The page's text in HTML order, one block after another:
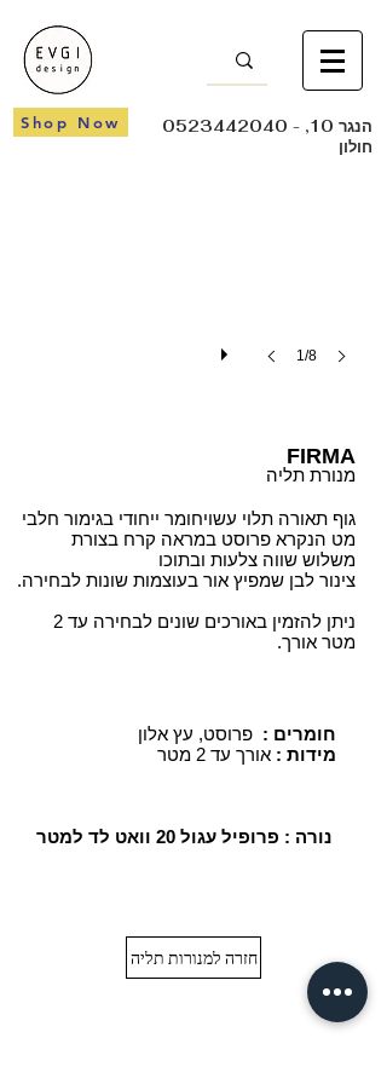
Shop Now 0523442040 - הנגר 10,
חולון
FIRMA
1/8
מנורת תליה
גוף תאורה תלוי עשויחומר ייחודי בגימור חלבי
מט הנקרא פרוסט במראה קרח בצורת
משלוש שווה צלעות ובתוכו
צינור לבן שמפיץ אור בעוצמות שונות לבחירה.
ניתן להזמין באורכים שונים לבחירה עד 2
מטר אורך.
FIRMA
חומרים :
מידות :
חזרה למנורות תליה